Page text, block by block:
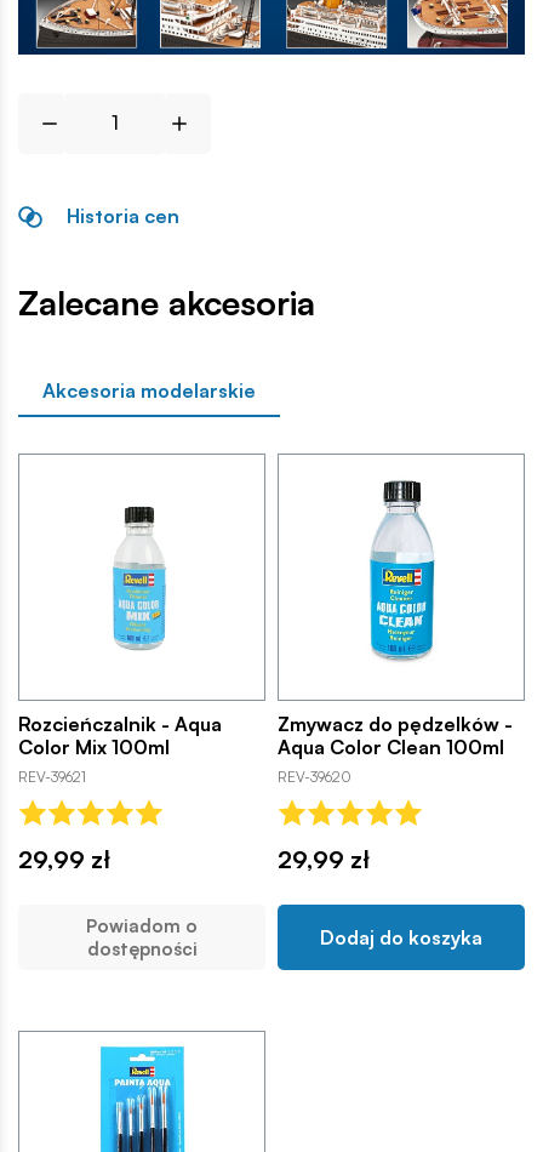
Historia cen
Zalecane akcesoria
Akcesoria modelarskie
Rozcieńczalnik - Aqua
Color Mix 100ml
REV-39621
29,99 zł
Powiadom o
dostępności
Zmywacz do pędzelków -
Aqua Color Clean 100ml
REV-39620
29,99 zł
Dodaj do koszyka